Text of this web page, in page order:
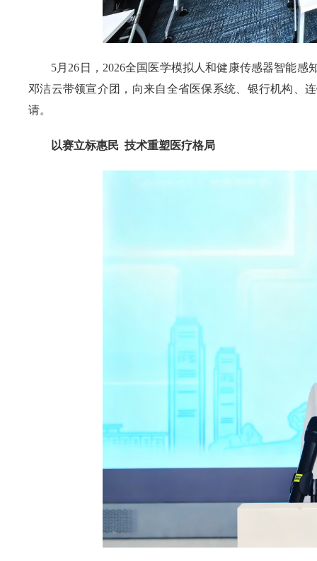
5月26日，2026全国医学模拟人和健康传感器智能
邓洁云带领宣介团，向来自全省医保系统、银行机构、
请。
以赛立标惠民 技术重塑医疗格局